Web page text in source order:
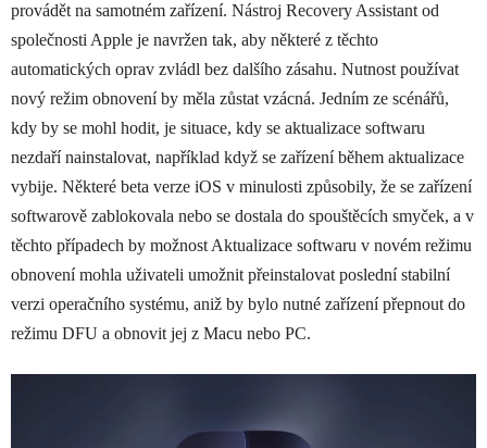
provádět na samotném zařízení. Nástroj Recovery Assistant od
společnosti Apple je navržen tak, aby některé z těchto
automatických oprav zvládl bez dalšího zásahu. Nutnost používat
nový režim obnovení by měla zůstat vzácná. Jedním ze scénářů,
kdy by se mohl hodit, je situace, kdy se aktualizace softwaru
nezdaří nainstalovat, například když se zařízení během aktualizace
vybije. Některé beta verze iOS v minulosti způsobily, že se zařízení
softwarově zablokovala nebo se dostala do spouštěcích smyček, a v
těchto případech by možnost Aktualizace softwaru v novém režimu
obnovení mohla uživateli umožnit přeinstalovat poslední stabilní
verzi operačního systému, aniž by bylo nutné zařízení přepnout do
režimu DFU a obnovit jej z Macu nebo PC.